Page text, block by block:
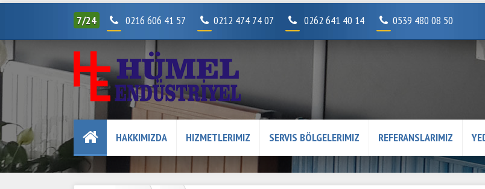
7/24 0216 606 41 57 0212 474 74 07 0262 641 40 14 0539 480 08 50
HAKKIMIZDA HIZMETLERIMIZ SERVIS BÖLGELERIMIZ REFERANSLARIMIZ